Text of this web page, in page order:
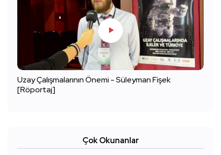
Uzay Çalışmalarının Önemi - Süleyman Fişek
[Röportaj]
Çok Okunanlar